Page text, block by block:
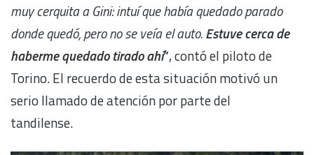
muy cerquita a Gini: intuí que había quedado parado
donde quedó, pero no se veía el auto.Estuve cerca de
haberme quedado tirado ahí”, contó el piloto de
Torino. El recuerdo de esta situación motivó un
serio llamado de atención por parte del
tandilense.